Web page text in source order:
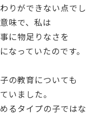
りができない点でし
味で、私は
に物足りなさを
なっていたのです。
の教育についても
いました。
るタイプの子ではな